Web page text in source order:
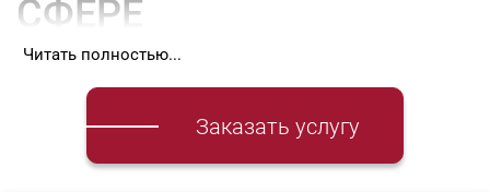
СФЕРЕ
ИНФОРМАЦИОННЫХ
ТЕХНОЛОГИЙ
Комплексное консультирование по вопросам охраны
интеллектуальной собственности в сфере информационных
Читать полностью...
Заказать услугу